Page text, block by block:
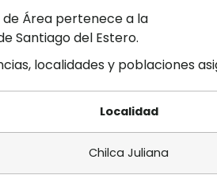
de Área pertenece a la
Santiago del Estero.
localidades y poblaciones
Localidad
Chilca Juliana